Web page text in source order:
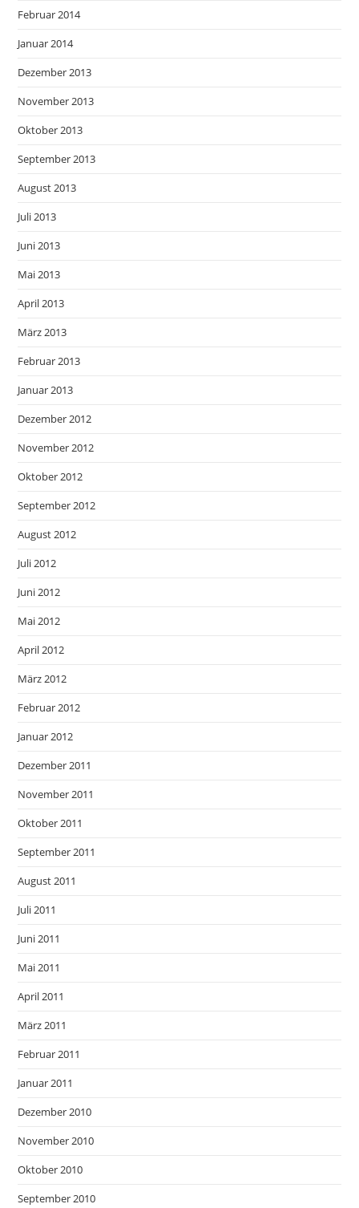
Februar 2014
Januar 2014
Dezember 2013
November 2013
Oktober 2013
September 2013
August 2013
Juli 2013
Juni 2013
Mai 2013
April 2013
März 2013
Februar 2013
Januar 2013
Dezember 2012
November 2012
Oktober 2012
September 2012
August 2012
Juli 2012
Juni 2012
Mai 2012
April 2012
März 2012
Februar 2012
Januar 2012
Dezember 2011
November 2011
Oktober 2011
September 2011
August 2011
Juli 2011
Juni 2011
Mai 2011
April 2011
März 2011
Februar 2011
Januar 2011
Dezember 2010
November 2010
Oktober 2010
September 2010